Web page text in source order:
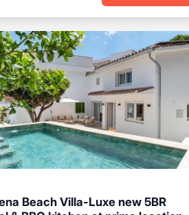
Beach Villa-Luxe new 5BR